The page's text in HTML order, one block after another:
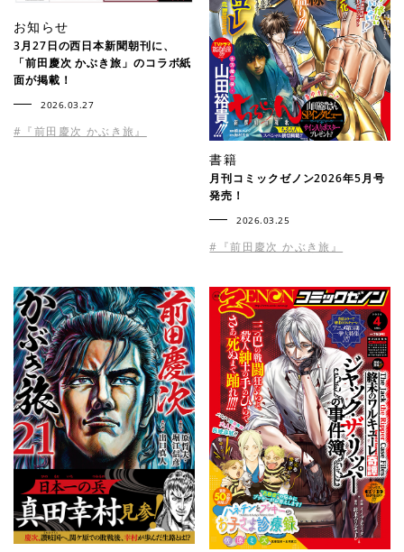
お知らせ
3月27日の西日本新聞朝刊に、
「前田慶次 かぶき旅」のコラボ紙
面が掲載！
2026.03.27
#『前田慶次 かぶき旅』
書籍
月刊コミックゼノン2026年5月号
発売！
2026.03.25
#『前田慶次 かぶき旅』